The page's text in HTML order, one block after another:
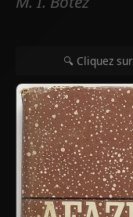
🔍 Cliquez